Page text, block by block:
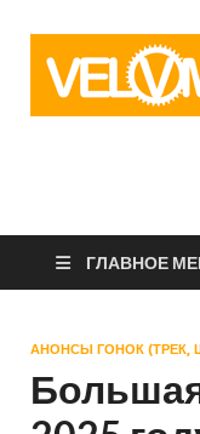
ГЛАВНОЕ
АНОНСЫ ГОНОК (ТРЕК,